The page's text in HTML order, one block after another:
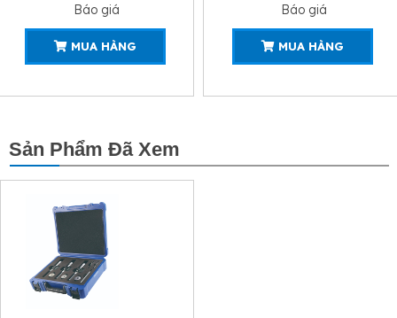
Báo giá
MUA HÀNG
Báo giá
MUA HÀNG
Sản Phẩm Đã Xem